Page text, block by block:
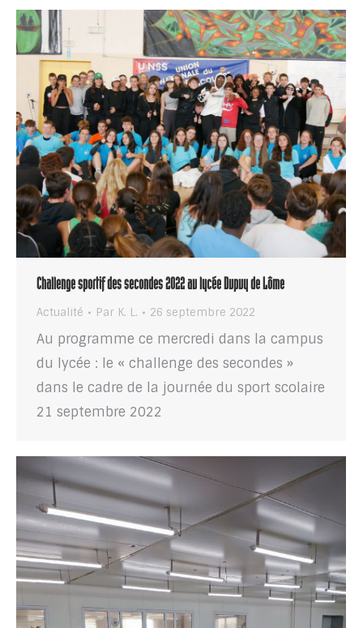
Challenge sportif des secondes 2022 au lycée Dupuy de Lôme
Actualité Par K. L. 26 septembre 2022
Au programme ce mercredi dans la campus
du lycée : le « challenge des secondes »
dans le cadre de la journée du sport scolaire
21 septembre 2022